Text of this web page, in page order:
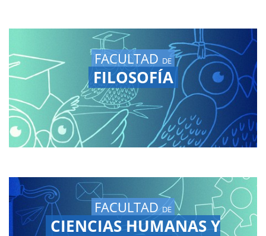
FACULTAD DE
FILOSOFÍA
FACULTAD DE
CIENCIAS HUMANAS Y